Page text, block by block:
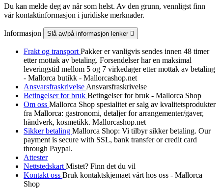
Du kan melde deg av når som helst. Av den grunn, vennligst finn
vår kontaktinformasjon i juridiske merknader.
Informasjon Slå av/på informasjon lenker 
Frakt og transport Pakker er vanligvis sendes innen 48 timer
etter mottak av betaling. Forsendelser har en maksimal
leveringstid mellom 5 og 7 virkedager etter mottak av betaling
- Mallorca butikk - Mallorcashop.net
Ansvarsfraskrivelse Ansvarsfraskrivelse
Betingelser for bruk Betingelser for bruk - Mallorca Shop
Om oss Mallorca Shop spesialitet er salg av kvalitetsprodukter
fra Mallorca: gastronomi, detaljer for arrangementer/gaver,
håndverk, kosmetikk. Mallorcashop.net
Sikker betaling Mallorca Shop: Vi tilbyr sikker betaling. Our
payment is secure with SSL, bank transfer or credit card
through Paypal.
Attester
Nettstedskart Mistet? Finn det du vil
Kontakt oss Bruk kontaktskjemaet vårt hos oss - Mallorca
Shop